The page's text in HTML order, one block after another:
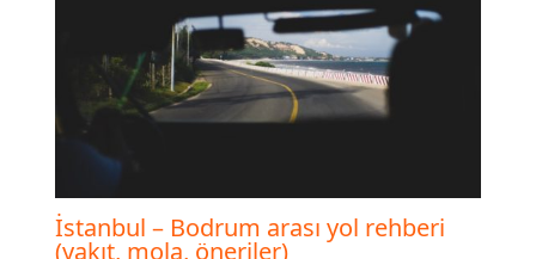
İstanbul – Bodrum arası yol rehberi
(yakıt, mola, öneriler)